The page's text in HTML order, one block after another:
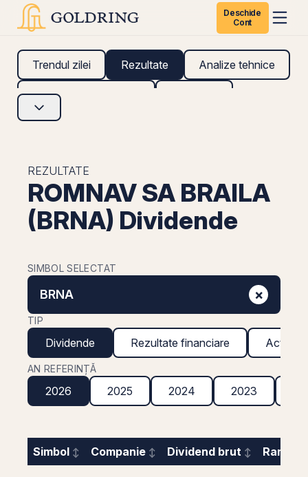
Deschide
Cont
Trendul zilei Rezultate Analize tehnice
Analize fundamentale
REZULTATE
ROMNAV SA BRAILA
(BRNA) Dividende
SIMBOL SELECTAT
BRNA ×
TIP
Dividende Rezultate financiare Acțiuni
AN REFERINȚĂ
2026 2025 2024 2023
Simbol Companie Dividend brut